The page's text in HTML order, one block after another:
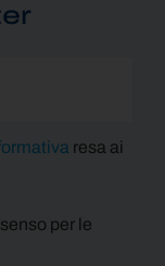
resa ai
per le